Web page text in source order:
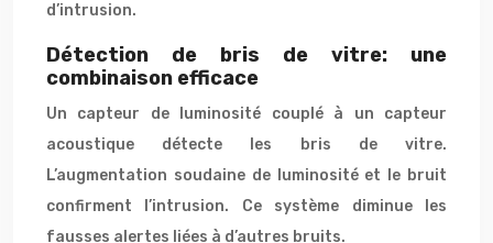
d’intrusion.
Détection de bris de vitre: une
combinaison efficace
Un capteur de luminosité couplé à un capteur
acoustique détecte les bris de vitre.
L’augmentation soudaine de luminosité et le bruit
confirment l’intrusion. Ce système diminue les
fausses alertes liées à d’autres bruits.